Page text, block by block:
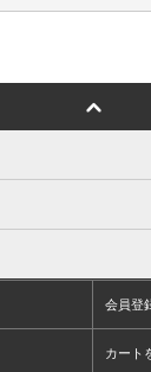
会員登
カート